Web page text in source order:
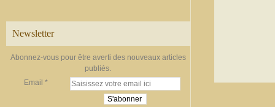
Newsletter
Abonnez-vous pour être averti des nouveaux articles
publiés.
Email